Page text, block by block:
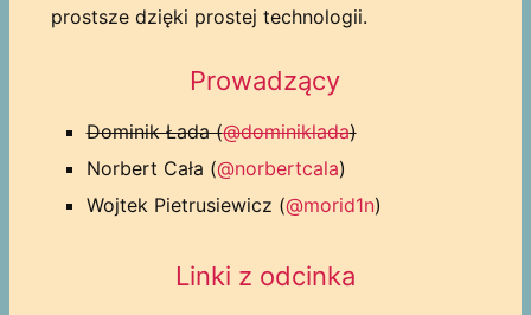
prostsze dzięki prostej technologii.
Prowadzący
Dominik Łada (@dominiklada)
Norbert Cała (@norbertcala)
Wojtek Pietrusiewicz (@morid1n)
Linki z odcinka